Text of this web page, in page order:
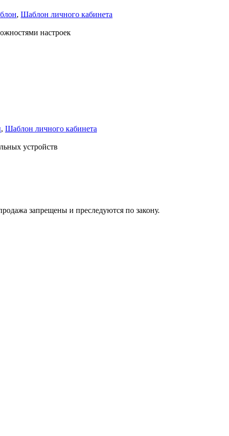
, Шаблон личного кабинета
настроек
, Шаблон личного кабинета
устройств
запрещены и преследуются по закону.